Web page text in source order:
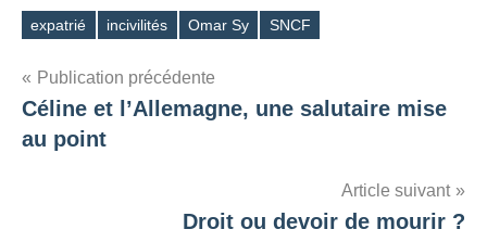
Étiquettes
expatrié incivilités Omar Sy SNCF
Navigation
de
Publication précédente
Céline et l’Allemagne, une salutaire mise
au point
Article suivant
Droit ou devoir de mourir ?